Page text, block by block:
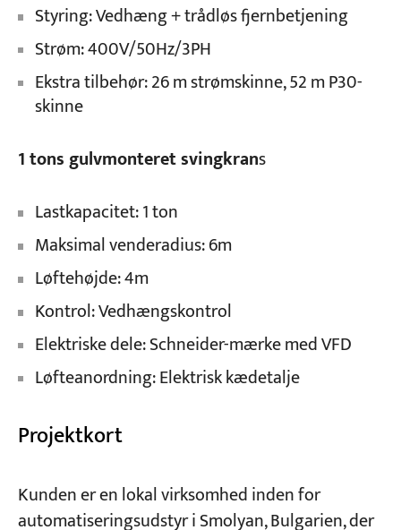
Styring: Vedhæng + trådløs fjernbetjening
Strøm: 400V/50Hz/3PH
Ekstra tilbehør: 26 m strømskinne, 52 m P30-
skinne
1 tons gulvmonteret svingkrans
Lastkapacitet: 1 ton
Maksimal venderadius: 6m
Løftehøjde: 4m
Kontrol: Vedhængskontrol
Elektriske dele: Schneider-mærke med VFD
Løfteanordning: Elektrisk kædetalje
Projektkort
Kunden er en lokal virksomhed inden for
automatiseringsudstyr i Smolyan, Bulgarien, der